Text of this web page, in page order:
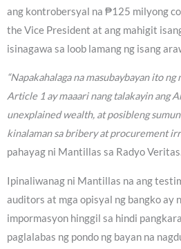
ang kontrobersyal na ₱125 milyong
the Vice President at ang mahigit
isinagawa sa loob lamang ng isang
“Napakahalaga na masubaybayan ito
Article 1 ay maaari nang talakayin ang
unexplained wealth, at posibleng
kinalaman sa bribery at procurement
pahayag ni Mantillas sa Radyo
Ipinaliwanag ni Mantillas na ang
auditors at mga opisyal ng bangko ay
impormasyon hinggil sa hindi
paglalabas ng pondo ng bayan na